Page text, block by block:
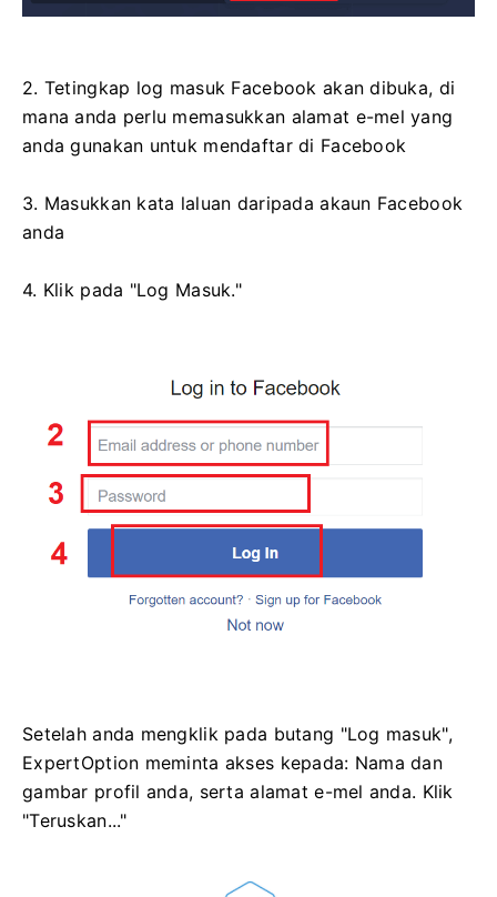
2. Tetingkap log masuk Facebook akan dibuka, di
mana anda perlu memasukkan alamat e-mel yang
anda gunakan untuk mendaftar di Facebook
3. Masukkan kata laluan daripada akaun Facebook
anda
4. Klik pada "Log Masuk."
Setelah anda mengklik pada butang "Log masuk",
ExpertOption meminta akses kepada: Nama dan
gambar profil anda, serta alamat e-mel anda. Klik
"Teruskan..."